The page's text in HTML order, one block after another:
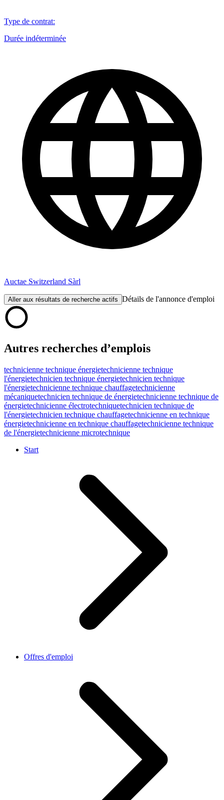
Type de contrat:
Durée indéterminée
Auctae Switzerland Sàrl
Aller aux résultats de recherche actifs Détails de l'annonce d'emploi
Autres recherches d’emplois
technicienne technique énergietechnicienne technique
l'énergietechnicien technique énergietechnicien technique
l'énergietechnicienne technique chauffagetechnicienne
mécaniquetechnicien technique de énergietechnicienne technique de
énergietechnicienne électrotechniquetechnicien technique de
l'énergietechnicien technique chauffagetechnicienne en technique
énergietechnicienne en technique chauffagetechnicienne technique
de l'énergietechnicienne microtechnique
Start
Offres d'emploi